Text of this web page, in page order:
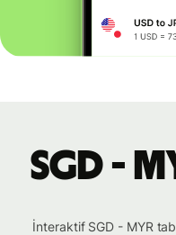
SGD -
İnteraktif SGD - MYR